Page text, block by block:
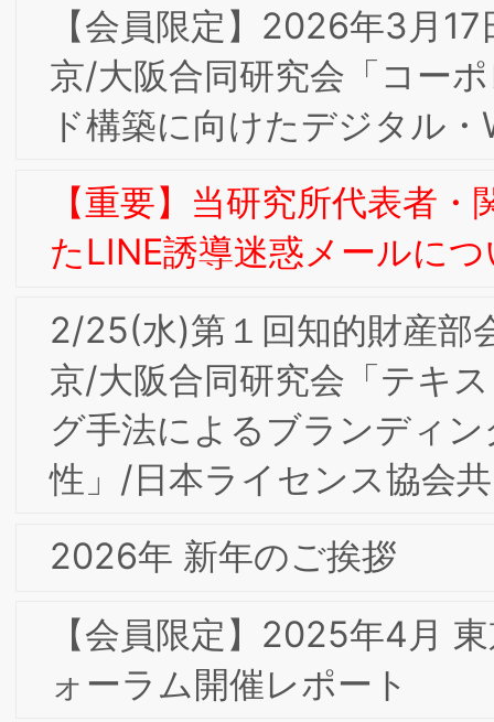
【会員限定】11/4(火)2025年度第4回東
京/大阪合同部会研究会「ブランドタグ
イン経営」ボナファイデコンサルティ
グ株式会社 代表取締役 杉本 眞一氏
BSMI会員
【会員限定】2025年度第3回BSMI大阪/
東京合同研究会＆第2回消費者部会研究
「ラグジュアリー･ブランドからみる意
味のイノベーション」開催レポート
【会員限定】2024年度第7回BSMI大阪/
東京合同研究会＆通算第4回インターナ
ルブランディング部会研究会「アンデル
セングループの企業理念に基づく ブラ
ンド戦略と人づくり」開催レポート
2025年 新年のご挨拶
【会員限定】2024年度第4回BSMI大阪/
東京合同研究会＆通算第3回インターナ
ルブランディング部会研究会「企業の成